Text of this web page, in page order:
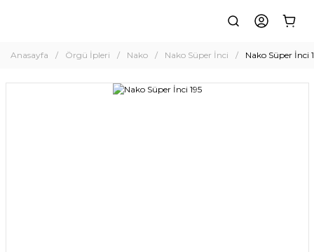
Anasayfa Örgü İpleri Nako Nako Süper İnci Nako Süper İnci